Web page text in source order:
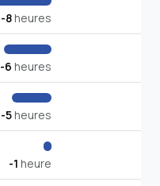
-8heures
-6 heures
-5heures
-1 heure